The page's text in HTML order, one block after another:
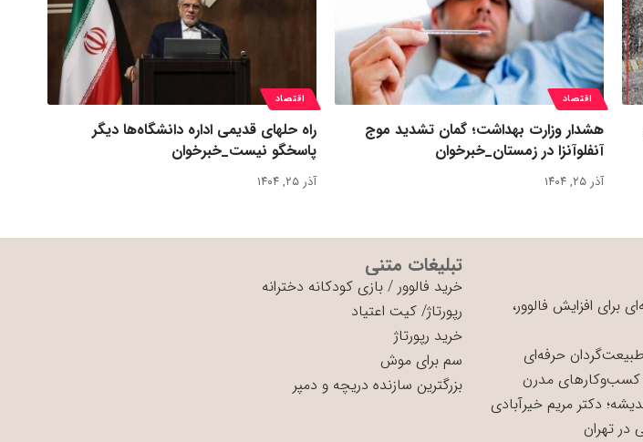
اقتصاد
هشدار وزارت بهداشت؛ گمان تشدید موج
آنفلوآنزا در زمستان_خبرخوان
آذر ۲۵, ۱۴۰۴
اقتصاد
راه حلهای قدیمی اداره دانشگاه‌ها دیگر
پاسخگو نیست_خبرخوان
آذر ۲۵, ۱۴۰۴
برای افزایش فالوور،
حرفه‌ای
کسب‌وکارهای مدرن
دکتر مریم خیرآبادی
تهران
تبلیغات متنی
خرید فالوور /بازی کودکانه دخترانه
رپورتاژ/کیت اعتیاد
خرید رپورتاژ
سم برای موش
بزرگترین سازنده دریچه و دمپر